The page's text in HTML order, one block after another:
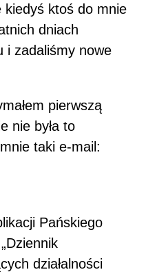
kiedyś ktoś do mnie
dniach
i zadaliśmy nowe
pierwszą
nie była to
taki e-mail:
Pańskiego
działalności